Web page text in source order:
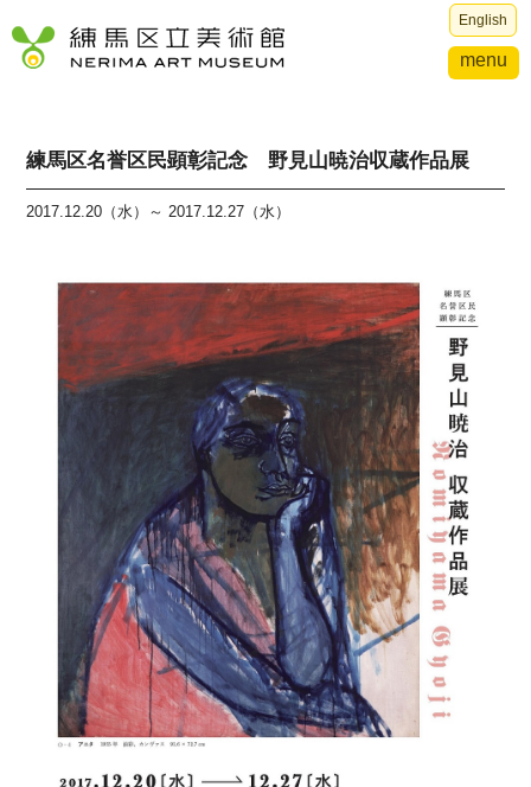
English
menu
練馬区名誉区民顕彰記念 野見山暁治収蔵作品展
2017.12.20（水）～ 2017.12.27（水）